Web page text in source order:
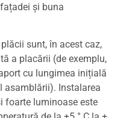
și buna
sunt, în acest caz,
a placării (de exemplu,
cu lungimea inițială
asamblării). Instalarea
foarte luminoase este